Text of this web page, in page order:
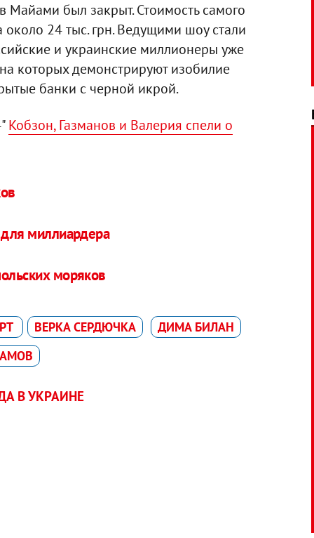
Майами был закрыт. Стоимость самого
24 тыс. грн. Ведущими шоу стали
и украинские миллионеры уже
которых демонстрируют изобилие
банки с черной икрой.
Кобзон, Газманов и Валерия спели о
миллиардера
моряков
ВЕРКА СЕРДЮЧКА
ДИМА БИЛАН
В УКРАИНЕ